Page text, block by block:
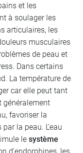
et les
à soulager les
articulaires, les
musculaires
de peau et
Dans certains
La température de
car elle peut tant
généralement
favoriser la
la peau. L'eau
le système